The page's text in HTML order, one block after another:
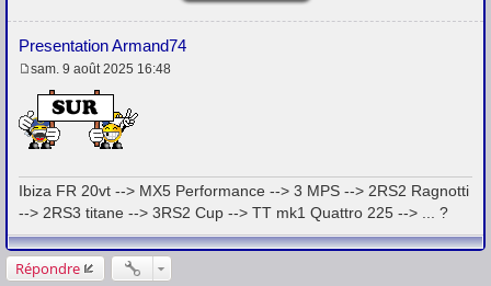
Presentation Armand74
e
s
s
a
e
sam. 9 août 2025 16:48
Ibiza FR 20vt --> MX5 Performance --> 3 MPS --> 2RS2 Ragnotti
--> 2RS3 titane --> 3RS2 Cup --> TT mk1 Quattro 225 --> ... ?
Répondre